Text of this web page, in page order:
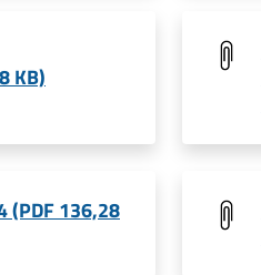
KB)
(PDF 136,28